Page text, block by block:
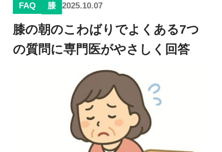
メニュー・料金
ひざの再生医療とは
幹細胞治療
PRP治療
幹細胞培養上清液
慢性疼痛
再生医療とは
ドクター紹介
症例
FAQ 膝 2025.10.07
膝の朝のこわばりでよくある7つ
の質問に専門医がやさしく回答